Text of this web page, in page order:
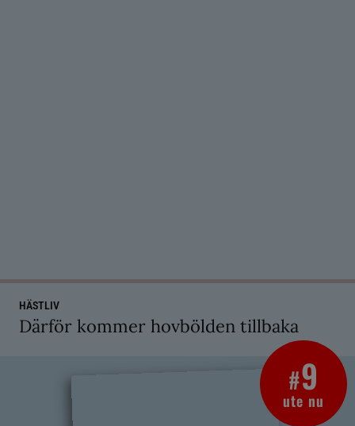
HÄSTLIV
Därför kommer hovbölden tillbaka
#9
ute nu